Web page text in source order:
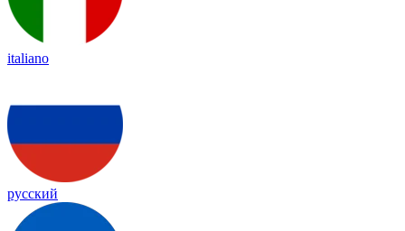
italiano
русский